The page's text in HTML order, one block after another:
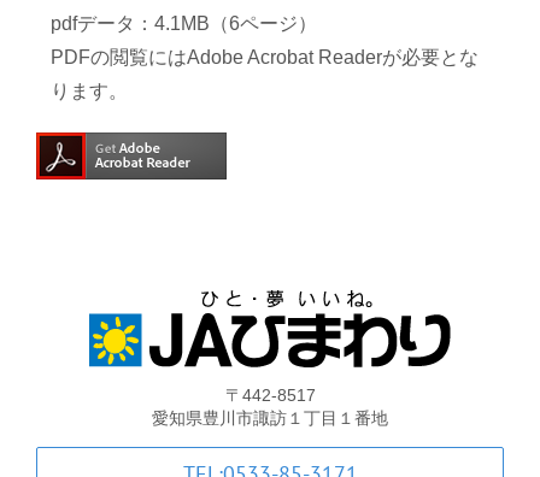
LPガス
ガソリンスタンド
Aコープ
JAバンク・JA共済
pdfデータ：4.1MB（6ページ）
PDFの閲覧にはAdobe Acrobat Readerが必要とな
ります。
〒442-8517
愛知県豊川市諏訪１丁目１番地